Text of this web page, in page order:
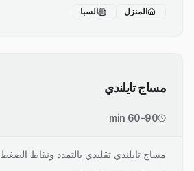
المنزل السبا
مساج تايلندي
60-90 min
مساج تايلندي تقليدي بالتمدد ونقاط الضغط